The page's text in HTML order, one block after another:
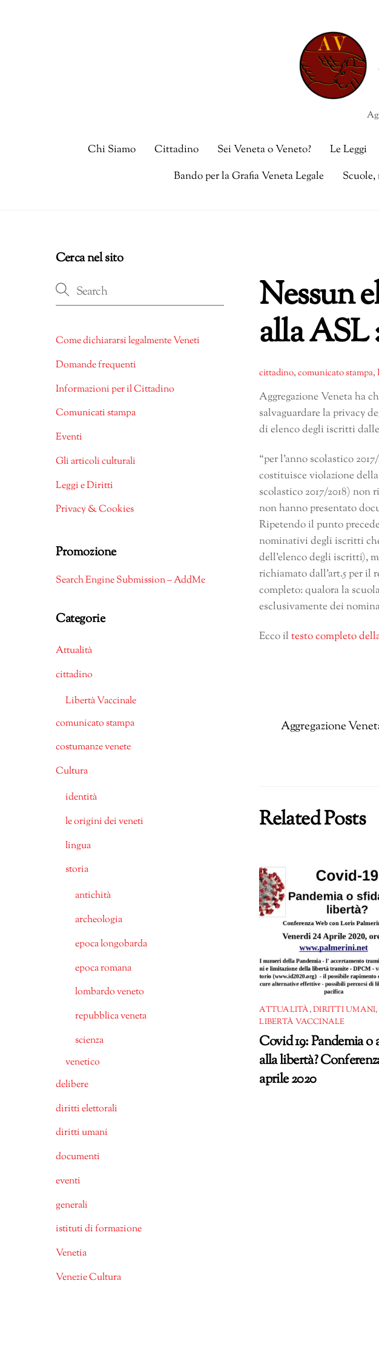
Chi Siamo Cittadino Sei Veneta o Veneto? Le Leggi
Bando per la Grafia Veneta Legale
Nessun
alla ASL
cittadino,comunicato stampa,
Aggregazione Veneta ha
salvaguardare la privacy
di elenco degli iscritti
“per l’anno scolastico
costituisce violazione
scolastico 2017/2018) non
non hanno presentato
Ripetendo il punto
nominativi degli iscritti
dell’elenco degli iscritti),
richiamato dall’art.5 per il
completo: qualora la
esclusivamente dei
Ecco iltesto completo
Aggregazione
Related Posts
ATTUALITÀ,DIRITTI UMANI,
LIBERTÀ VACCINALE
Covid 19: Pandemia o
alla libertà?
aprile 2020
Cerca nel sito
Come dichiararsi legalmente Veneti
Domande frequenti
Informazioni per il Cittadino
Comunicati stampa
Eventi
Gli articoli culturali
Leggi e Diritti
Privacy & Cookies
Promozione
Search Engine Submission – AddMe
Categorie
Attualità
cittadino
Libertà Vaccinale
comunicato stampa
costumanze venete
Cultura
identità
le origini dei veneti
lingua
storia
antichità
archeologia
epoca longobarda
epoca romana
lombardo veneto
repubblica veneta
scienza
venetico
delibere
diritti elettorali
diritti umani
documenti
eventi
generali
istituti di formazione
Venetia
Venezie Cultura